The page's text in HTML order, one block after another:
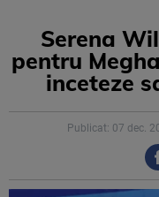
Serena
pentru
inceteze
Publicat: 07 dec.